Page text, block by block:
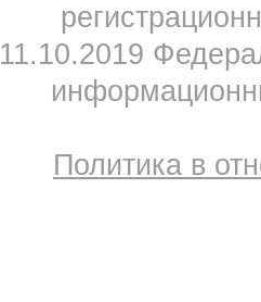
11.10.2019
Политика в